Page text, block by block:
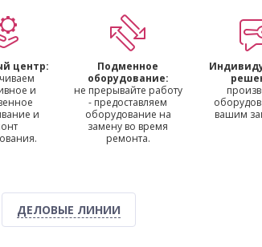
центр:
и
и
Подменное
оборудование:
не прерывайте работу
- предоставляем
оборудование на
замену во время
ремонта.
вашим
ДЕЛОВЫЕ ЛИНИИ